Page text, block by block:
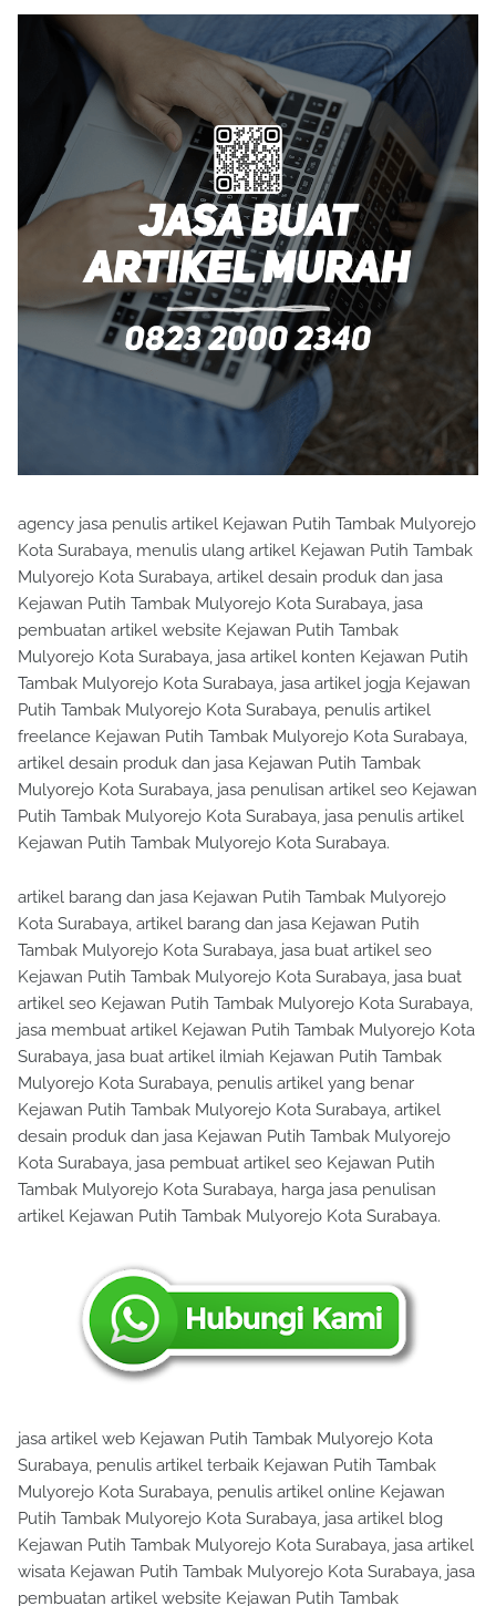
agency jasa penulis artikel Kejawan Putih Tambak Mulyorejo
Kota Surabaya, menulis ulang artikel Kejawan Putih Tambak
Mulyorejo Kota Surabaya, artikel desain produk dan jasa
Kejawan Putih Tambak Mulyorejo Kota Surabaya, jasa
pembuatan artikel website Kejawan Putih Tambak
Mulyorejo Kota Surabaya, jasa artikel konten Kejawan Putih
Tambak Mulyorejo Kota Surabaya, jasa artikel jogja Kejawan
Putih Tambak Mulyorejo Kota Surabaya, penulis artikel
freelance Kejawan Putih Tambak Mulyorejo Kota Surabaya,
artikel desain produk dan jasa Kejawan Putih Tambak
Mulyorejo Kota Surabaya, jasa penulisan artikel seo Kejawan
Putih Tambak Mulyorejo Kota Surabaya, jasa penulis artikel
Kejawan Putih Tambak Mulyorejo Kota Surabaya.
artikel barang dan jasa Kejawan Putih Tambak Mulyorejo
Kota Surabaya, artikel barang dan jasa Kejawan Putih
Tambak Mulyorejo Kota Surabaya, jasa buat artikel seo
Kejawan Putih Tambak Mulyorejo Kota Surabaya, jasa buat
artikel seo Kejawan Putih Tambak Mulyorejo Kota Surabaya,
jasa membuat artikel Kejawan Putih Tambak Mulyorejo Kota
Surabaya, jasa buat artikel ilmiah Kejawan Putih Tambak
Mulyorejo Kota Surabaya, penulis artikel yang benar
Kejawan Putih Tambak Mulyorejo Kota Surabaya, artikel
desain produk dan jasa Kejawan Putih Tambak Mulyorejo
Kota Surabaya, jasa pembuat artikel seo Kejawan Putih
Tambak Mulyorejo Kota Surabaya, harga jasa penulisan
artikel Kejawan Putih Tambak Mulyorejo Kota Surabaya.
jasa artikel web Kejawan Putih Tambak Mulyorejo Kota
Surabaya, penulis artikel terbaik Kejawan Putih Tambak
Mulyorejo Kota Surabaya, penulis artikel online Kejawan
Putih Tambak Mulyorejo Kota Surabaya, jasa artikel blog
Kejawan Putih Tambak Mulyorejo Kota Surabaya, jasa artikel
wisata Kejawan Putih Tambak Mulyorejo Kota Surabaya, jasa
pembuatan artikel website Kejawan Putih Tambak